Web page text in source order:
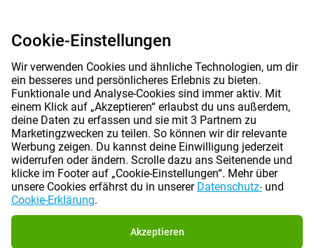
Über Gomibo.at | Datenschutz
Allgemeine Geschäftsbedingungen | Cookie-Einstellungen |
©2026 Gomibo.at
Cookie-Einstellungen
Wir verwenden Cookies und ähnliche Technologien, um dir
ein besseres und persönlicheres Erlebnis zu bieten.
Funktionale und Analyse-Cookies sind immer aktiv. Mit
einem Klick auf „Akzeptieren“ erlaubst du uns außerdem,
deine Daten zu erfassen und sie mit 3 Partnern zu
Marketingzwecken zu teilen. So können wir dir relevante
Werbung zeigen. Du kannst deine Einwilligung jederzeit
widerrufen oder ändern. Scrolle dazu ans Seitenende und
klicke im Footer auf „Cookie-Einstellungen“. Mehr über
unsere Cookies erfährst du in unserer Datenschutz-und
Cookie-Erklärung.
Akzeptieren